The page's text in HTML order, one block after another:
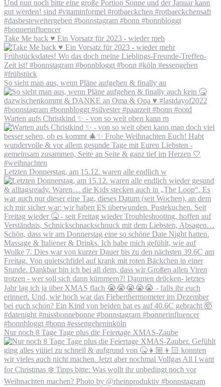
Take Me back ♥️ Ein Vorsatz für 2023 - wieder meh
So sieht man aus, wenn Pläne aufgehen & finally au
Warten aufs Christkind ✨ - von so weit oben kann m
Letzten Donnerstag, am 15.12. waren alle endlich w
Nur noch 8 Tage Tage plus die Feiertage XMAS-Zaube